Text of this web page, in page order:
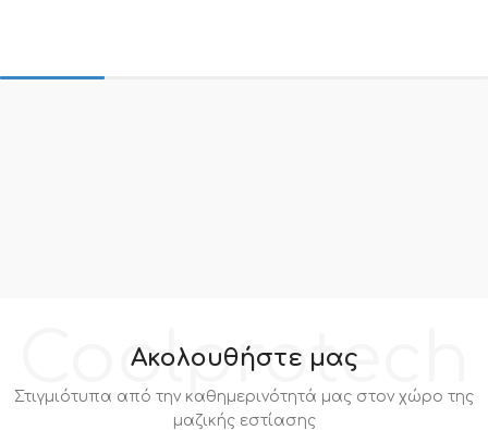
Coolprotech
Ακολουθήστε μας
Στιγμιότυπα από την καθημερινότητά μας στον χώρο της
μαζικής εστίασης